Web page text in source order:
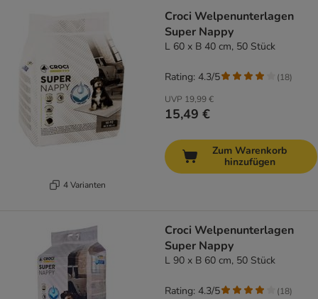
4 Varianten
Croci Welpenunterlagen
Super Nappy
L 60 x B 40 cm, 50 Stück
UVP 19,99 €
15,49 €
Rating: 4.3/5 (18)
Zum Warenkorb
hinzufügen
Croci Welpenunterlagen
Super Nappy
L 90 x B 60 cm, 50 Stück
Rating: 4.3/5 (18)